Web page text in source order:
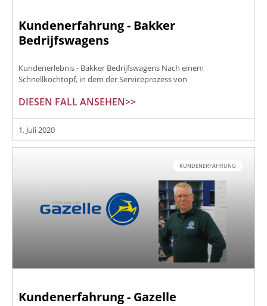
Kundenerfahrung - Bakker
Bedrijfswagens
Kundenerlebnis - Bakker Bedrijfswagens Nach einem
Schnellkochtopf, in dem der Serviceprozess von
DIESEN FALL ANSEHEN>>
1. Juli 2020
KUNDENERFAHRUNG
Kundenerfahrung - Gazelle